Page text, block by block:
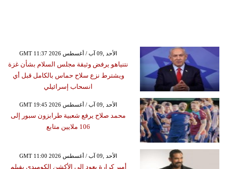
GMT 11:37 2026 الأحد ,09 آب / أغسطس
نتنياهو يرفض وثيقة مجلس السلام بشأن غزة
ويشترط نزع سلاح حماس بالكامل قبل أي
انسحاب إسرائيلي
GMT 19:45 2026 الأحد ,09 آب / أغسطس
محمد صلاح يرفع شعبية طرابزون سبور إلى
106 ملايين متابع
GMT 11:00 2026 الأحد ,09 آب / أغسطس
أمير كرارة يعود إلى الأكشن الكوميدي بفيلم